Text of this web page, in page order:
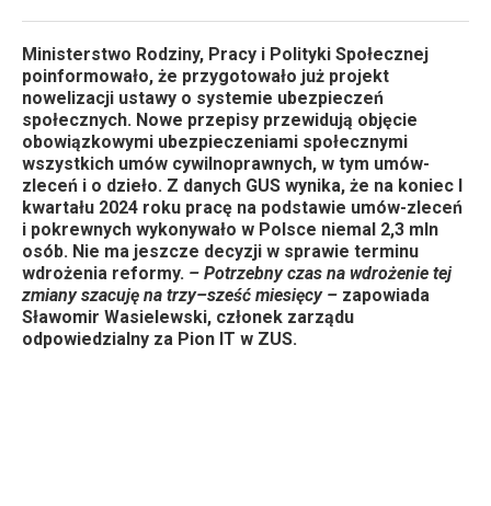
Ministerstwo Rodziny, Pracy i Polityki Społecznej
poinformowało, że przygotowało już projekt
nowelizacji ustawy o systemie ubezpieczeń
społecznych. Nowe przepisy przewidują objęcie
obowiązkowymi ubezpieczeniami społecznymi
wszystkich umów cywilnoprawnych, w tym umów-
zleceń i o dzieło. Z danych GUS wynika, że na koniec I
kwartału 2024 roku pracę na podstawie umów-zleceń
i pokrewnych wykonywało w Polsce niemal 2,3 mln
osób. Nie ma jeszcze decyzji w sprawie terminu
wdrożenia reformy. – Potrzebny czas na wdrożenie tej
zmiany szacuję na trzy–sześć miesięcy – zapowiada
Sławomir Wasielewski, członek zarządu
odpowiedzialny za Pion IT w ZUS.